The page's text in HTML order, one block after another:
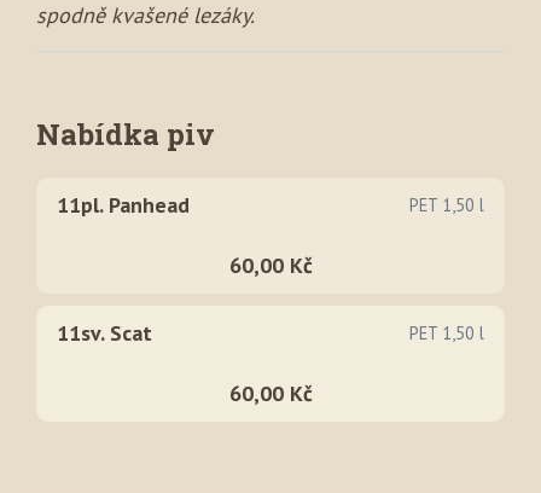
spodně kvašené lezáky.
Nabídka piv
11pl. Panhead PET 1,50 l
60,00 Kč
11sv. Scat PET 1,50 l
60,00 Kč